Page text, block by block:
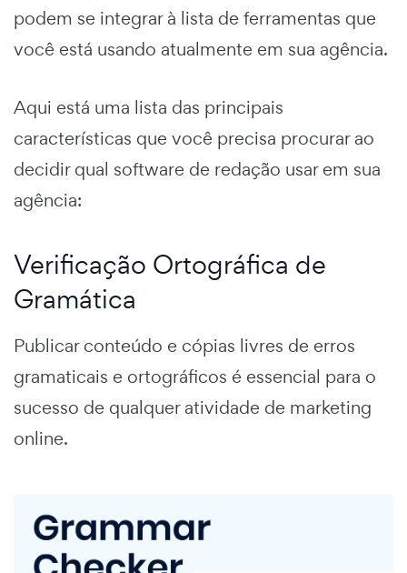
podem se integrar à lista de ferramentas que
você está usando atualmente em sua agência.
Aqui está uma lista das principais
características que você precisa procurar ao
decidir qual software de redação usar em sua
agência:
Verificação Ortográfica de
Gramática
Publicar conteúdo e cópias livres de erros
gramaticais e ortográficos é essencial para o
sucesso de qualquer atividade de marketing
online.